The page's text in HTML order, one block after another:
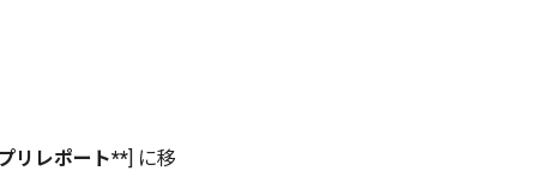
リレポート**] に移